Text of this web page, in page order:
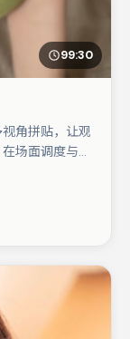
99:30
角拼贴，让观
场面调度与表
以细节塑造推
一口气追完。